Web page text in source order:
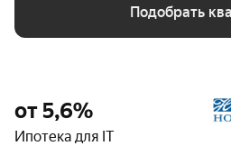
Подобрать
от 5,6%
Ипотека для IT